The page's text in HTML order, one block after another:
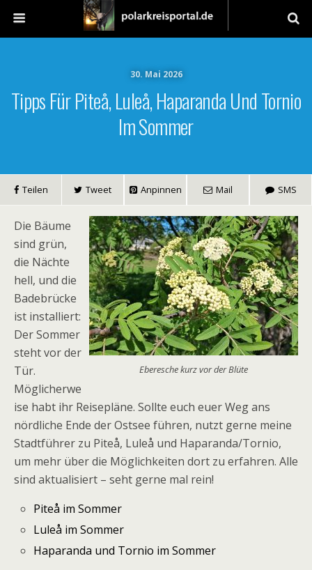
30. Mai 2026
Tipps Für Piteå, Luleå, Haparanda Und Tornio
Im Sommer
Teilen Tweet Anpinnen Mail SMS
Eberesche kurz vor der Blüte
Die Bäume
sind grün,
die Nächte
hell, und die
Badebrücke
ist installiert:
Der Sommer
steht vor der
Tür.
Möglicherwe
ise habt ihr Reisepläne. Sollte euch euer Weg ans
nördliche Ende der Ostsee führen, nutzt gerne meine
Stadtführer zu Piteå, Luleå und Haparanda/Tornio,
um mehr über die Möglichkeiten dort zu erfahren. Alle
sind aktualisiert – seht gerne mal rein!
Piteå im Sommer
Luleå im Sommer
Haparanda und Tornio im Sommer